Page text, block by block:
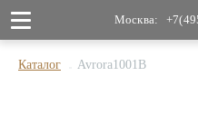
Москва:
Каталог Avrora1001B